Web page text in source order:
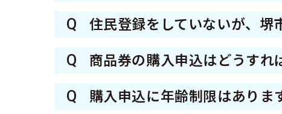
お申込み時点で堺市にお住まい
Q 住民登録をしていないが、堺
お申込み時点で堺市にお住まい
要と判断した場合には、必要書
義務付けられていますので、引
Q 商品券の購入申込はどうすれ
1次申込◆申込期間内【令和8年5
2次申込◆申込期間内【令和8年7
Q 購入申込に年齢制限はありま